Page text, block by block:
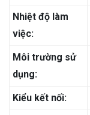
Nhiệt độ làm
việc:
Môi trường sử
dụng:
Kiểu kết nối: